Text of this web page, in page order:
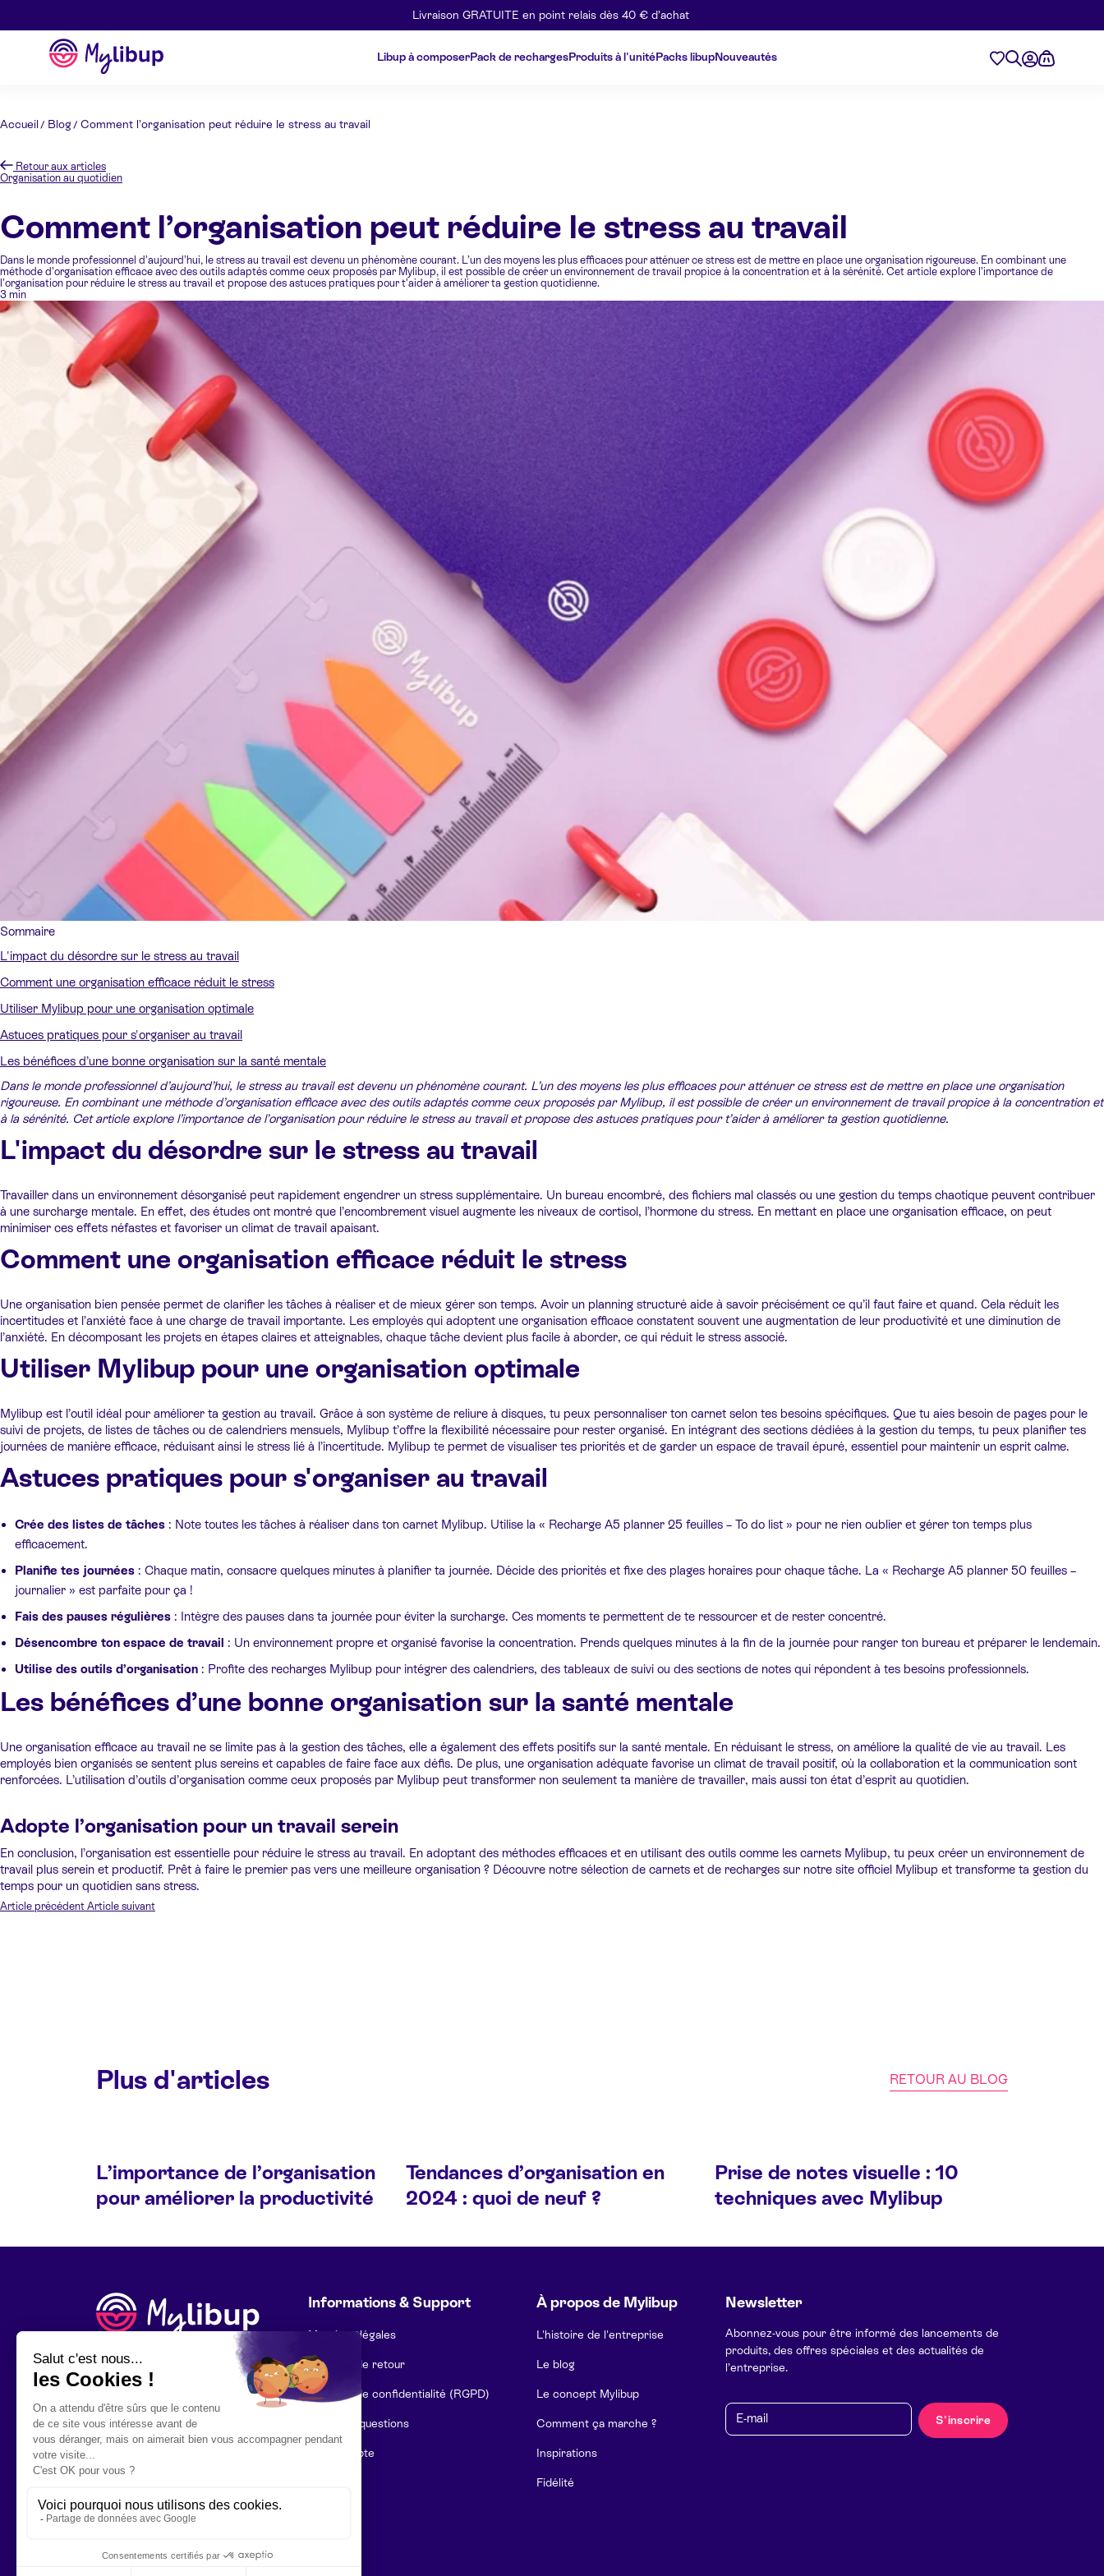
Livraison GRATUITE en point relais dès 40 € d’achat
Libup à composerPack de rechargesProduits à l'unitéPacks libupNouveautés
Mylibup
Accueil Blog Comment l’organisation peut réduire le stress au travail
Retour aux articles
Organisation au quotidien
Comment l’organisation peut réduire le stress au travail
Dans le monde professionnel d’aujourd’hui, le stress au travail est devenu un phénomène courant. L’un des moyens les plus efficaces pour atténuer ce stress est de mettre en place une organisation rigoureuse. En combinant une
méthode d’organisation efficace avec des outils adaptés comme ceux proposés par Mylibup, il est possible de créer un environnement de travail propice à la concentration et à la sérénité. Cet article explore l’importance de
l’organisation pour réduire le stress au travail et propose des astuces pratiques pour t’aider à améliorer ta gestion quotidienne.
3 min
Sommaire
L'impact du désordre sur le stress au travail
Comment une organisation efficace réduit le stress
Utiliser Mylibup pour une organisation optimale
Astuces pratiques pour s'organiser au travail
Les bénéfices d’une bonne organisation sur la santé mentale
Dans le monde professionnel d’aujourd’hui, le stress au travail est devenu un phénomène courant. L’un des moyens les plus efficaces pour atténuer ce stress est de mettre en place une organisation
rigoureuse. En combinant une méthode d’organisation efficace avec des outils adaptés comme ceux proposés par Mylibup, il est possible de créer un environnement de travail propice à la concentration et
à la sérénité. Cet article explore l’importance de l’organisation pour réduire le stress au travail et propose des astuces pratiques pour t’aider à améliorer ta gestion quotidienne.
L'impact du désordre sur le stress au travail
Travailler dans un environnement désorganisé peut rapidement engendrer un stress supplémentaire. Un bureau encombré, des fichiers mal classés ou une gestion du temps chaotique peuvent contribuer
à une surcharge mentale. En effet, des études ont montré que l’encombrement visuel augmente les niveaux de cortisol, l’hormone du stress. En mettant en place une organisation efficace, on peut
minimiser ces effets néfastes et favoriser un climat de travail apaisant.
Comment une organisation efficace réduit le stress
Une organisation bien pensée permet de clarifier les tâches à réaliser et de mieux gérer son temps. Avoir un planning structuré aide à savoir précisément ce qu’il faut faire et quand. Cela réduit les
incertitudes et l’anxiété face à une charge de travail importante. Les employés qui adoptent une organisation efficace constatent souvent une augmentation de leur productivité et une diminution de
l’anxiété. En décomposant les projets en étapes claires et atteignables, chaque tâche devient plus facile à aborder, ce qui réduit le stress associé.
Utiliser Mylibup pour une organisation optimale
Mylibup est l’outil idéal pour améliorer ta gestion au travail. Grâce à son système de reliure à disques, tu peux personnaliser ton carnet selon tes besoins spécifiques. Que tu aies besoin de pages pour le
suivi de projets, de listes de tâches ou de calendriers mensuels, Mylibup t’offre la flexibilité nécessaire pour rester organisé. En intégrant des sections dédiées à la gestion du temps, tu peux planifier tes
journées de manière efficace, réduisant ainsi le stress lié à l’incertitude. Mylibup te permet de visualiser tes priorités et de garder un espace de travail épuré, essentiel pour maintenir un esprit calme.
Astuces pratiques pour s'organiser au travail
Crée des listes de tâches : Note toutes les tâches à réaliser dans ton carnet Mylibup. Utilise la « Recharge A5 planner 25 feuilles – To do list » pour ne rien oublier et gérer ton temps plus
efficacement.
Planifie tes journées : Chaque matin, consacre quelques minutes à planifier ta journée. Décide des priorités et fixe des plages horaires pour chaque tâche. La « Recharge A5 planner 50 feuilles –
journalier » est parfaite pour ça !
Fais des pauses régulières : Intègre des pauses dans ta journée pour éviter la surcharge. Ces moments te permettent de te ressourcer et de rester concentré.
Désencombre ton espace de travail : Un environnement propre et organisé favorise la concentration. Prends quelques minutes à la fin de la journée pour ranger ton bureau et préparer le lendemain.
Utilise des outils d’organisation : Profite des recharges Mylibup pour intégrer des calendriers, des tableaux de suivi ou des sections de notes qui répondent à tes besoins professionnels.
Les bénéfices d’une bonne organisation sur la santé mentale
Une organisation efficace au travail ne se limite pas à la gestion des tâches, elle a également des effets positifs sur la santé mentale. En réduisant le stress, on améliore la qualité de vie au travail. Les
employés bien organisés se sentent plus sereins et capables de faire face aux défis. De plus, une organisation adéquate favorise un climat de travail positif, où la collaboration et la communication sont
renforcées. L’utilisation d’outils d’organisation comme ceux proposés par Mylibup peut transformer non seulement ta manière de travailler, mais aussi ton état d’esprit au quotidien.
Adopte l’organisation pour un travail serein
En conclusion, l’organisation est essentielle pour réduire le stress au travail. En adoptant des méthodes efficaces et en utilisant des outils comme les carnets Mylibup, tu peux créer un environnement de
travail plus serein et productif. Prêt à faire le premier pas vers une meilleure organisation ? Découvre notre sélection de carnets et de recharges sur notre site officiel Mylibup et transforme ta gestion du
temps pour un quotidien sans stress.
Article précédent Article suivant
Plus d'articles RETOUR AU BLOG
L’importance de l’organisation
pour améliorer la productivité
Tendances d’organisation en
2024 : quoi de neuf ?
Prise de notes visuelle : 10
techniques avec Mylibup
Informations & Support
Mentions légales
Politique de retour
Politique de confidentialité (RGPD)
Foire aux questions
Mon compte
À propos de Mylibup
L'histoire de l'entreprise
Le blog
Le concept Mylibup
Comment ça marche ?
Inspirations
Fidélité
Newsletter
Abonnez-vous pour être informé des lancements de
produits, des offres spéciales et des actualités de
l’entreprise.
E-mail
S'inscrire